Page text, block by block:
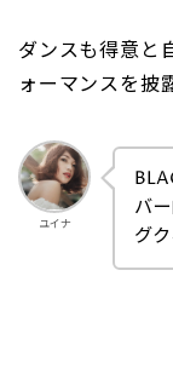
ダンスも得意と
ォーマンスを披
ユイナ
バ
グ